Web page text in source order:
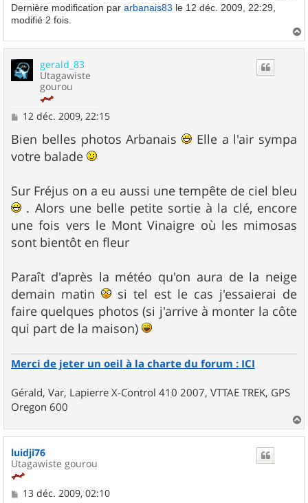
Dernière modification par arbanais83 le 12 déc. 2009, 22:29,
modifié 2 fois.
a
gerald_83
Utagawiste
gourou
M
s
s
a
12 déc. 2009, 22:15
Bien belles photos Arbanais
Elle a l'air sympa
votre balade
Sur Fréjus on a eu aussi une tempête de ciel bleu
. Alors une belle petite sortie à la clé, encore
une fois vers le Mont Vinaigre où les mimosas
sont bientôt en fleur
Paraît d'après la météo qu'on aura de la neige
demain matin
si tel est le cas j'essaierai de
faire quelques photos (si j'arrive à monter la côte
qui part de la maison)
Merci de jeter un oeil à la charte du forum : ICI
Gérald, Var, Lapierre X-Control 410 2007, VTTAE TREK, GPS
Oregon 600
a
luidji76
Utagawiste gourou
M13 déc. 2009, 02:10